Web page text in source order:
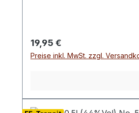
Regulärer Preis:
19,95 €
Preise inkl. MwSt. zzgl.